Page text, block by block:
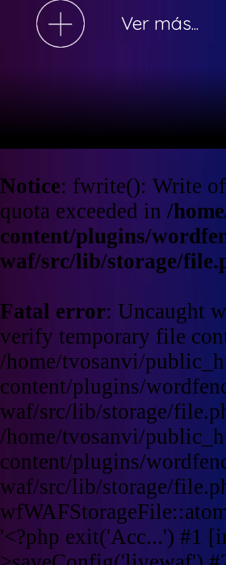
Ver más...
Notice: fwrite(): Write
quota exceeded in /
content/plugins/
waf/src/lib/storage/
Fatal error: Uncaught
verify temporary file
/home/tvosanvi/
content/plugins/
waf/src/lib/storage/
/home/tvosanvi/
content/plugins/
waf/src/lib/storage/
'<?php exit('Acc...') #1